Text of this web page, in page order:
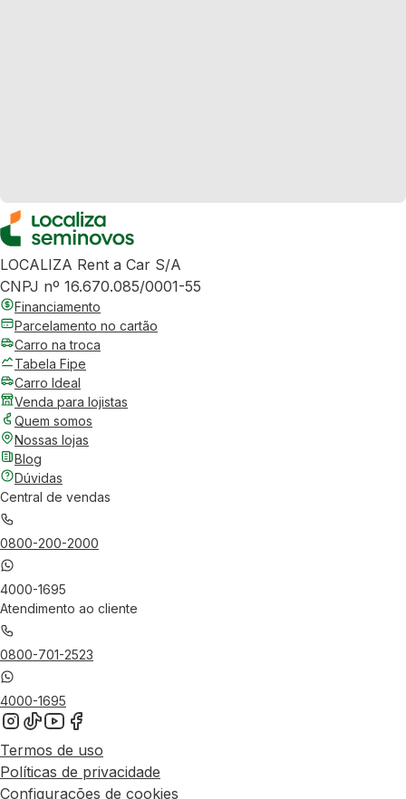
LOCALIZA Rent a Car S/A
CNPJ nº 16.670.085/0001-55
Financiamento
Parcelamento no cartão
Carro na troca
Tabela Fipe
Carro Ideal
Venda para lojistas
Quem somos
Nossas lojas
Blog
Dúvidas
Central de vendas
0800-200-2000
4000-1695
Atendimento ao cliente
0800-701-2523
4000-1695
Termos de uso
Políticas de privacidade
Configurações de cookies